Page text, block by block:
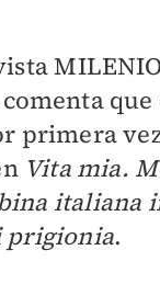
MILENIO
primera
Vita mia.
italiana
prigionia.